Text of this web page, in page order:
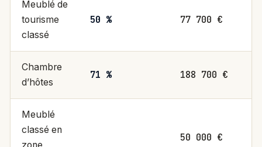
Meublé de
tourisme
classé
50 % 77 700 €
Chambre
d’hôtes
71 % 188 700 €
Meublé
classé en
50 000 €